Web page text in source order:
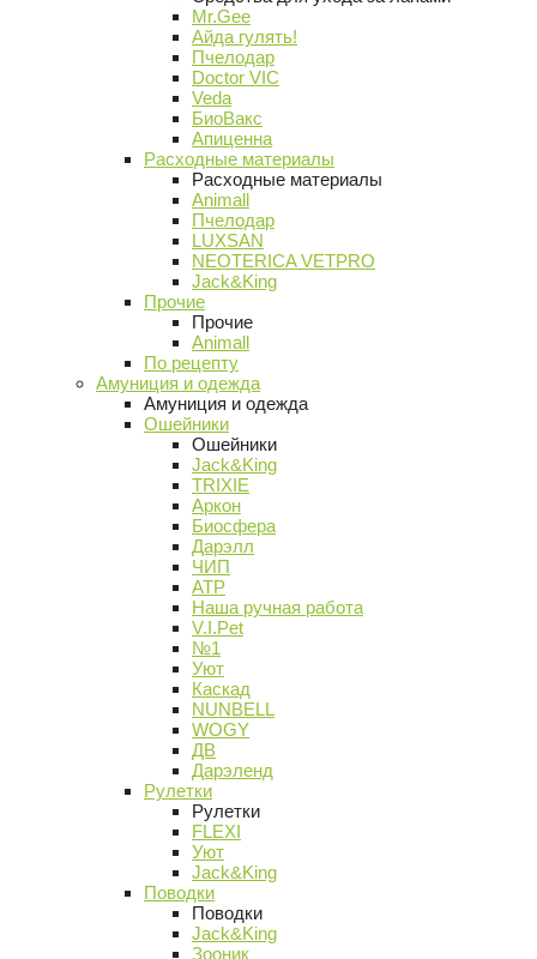
Mr.Gee
Айда гулять!
Пчелодар
Doctor VIC
Veda
БиоВакс
Апиценна
Расходные материалы
Расходные материалы
Animall
Пчелодар
LUXSAN
NEOTERICA VETPRO
Jack&King
Прочие
Прочие
Animall
По рецепту
Амуниция и одежда
Амуниция и одежда
Ошейники
Ошейники
Jack&King
TRIXIE
Аркон
Биосфера
Дарэлл
ЧИП
АТР
Наша ручная работа
V.I.Pet
№1
Уют
Каскад
NUNBELL
WOGY
ДВ
Дарэленд
Рулетки
Рулетки
FLEXI
Уют
Jack&King
Поводки
Поводки
Jack&King
Зооник